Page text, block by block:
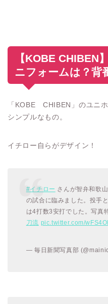
【KOBE CHIBEN
ニフォームは？背
「KOBE CHIBEN」のユニ
シンプルなもの。
イチロー自らがデザイン！
#イチロー さんが智弁和歌
の試合に臨みました。投手
は4打数3安打でした。写真
刀流 pic.twitter.com/
— 毎日新聞写真部